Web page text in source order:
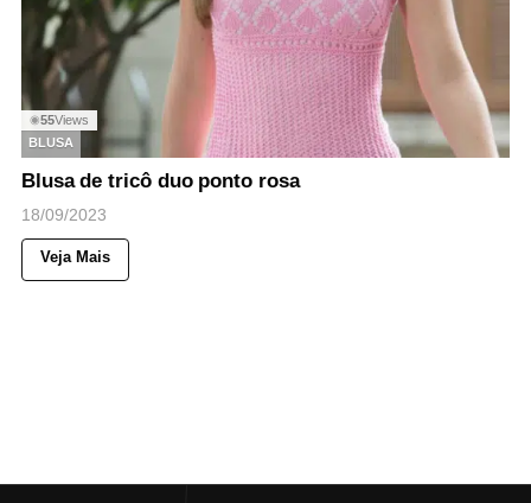
◉55Views
BLUSA
Blusa de tricô duo ponto rosa
18/09/2023
Veja Mais